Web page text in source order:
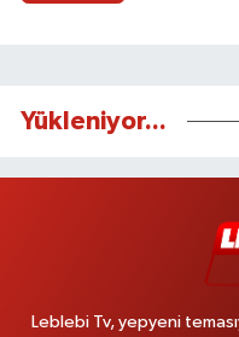
Yükleniyor...
Leblebi Tv, yepyeni